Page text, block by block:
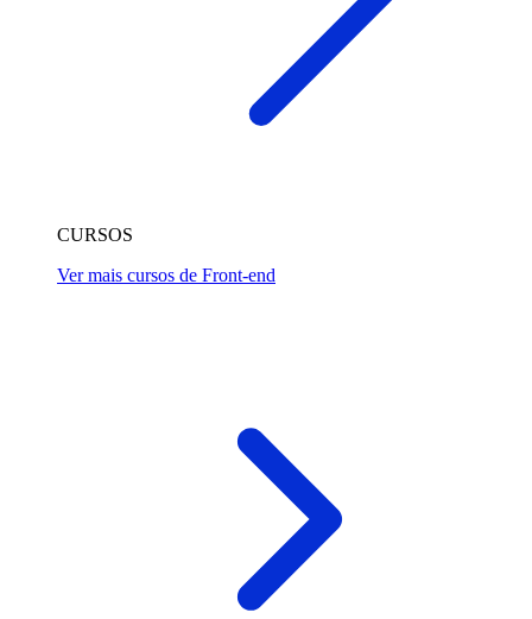
CURSOS
Ver mais cursos de Front-end